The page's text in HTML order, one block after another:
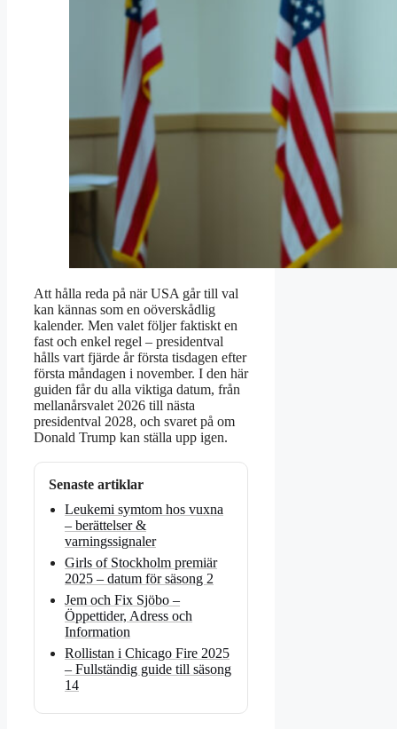
Att hålla reda på när USA går till val
kan kännas som en oöverskådlig
kalender. Men valet följer faktiskt en
fast och enkel regel – presidentval
hålls vart fjärde år första tisdagen efter
första måndagen i november. I den här
guiden får du alla viktiga datum, från
mellanårsvalet 2026 till nästa
presidentval 2028, och svaret på om
Donald Trump kan ställa upp igen.
Senaste artiklar
Leukemi symtom hos vuxna
– berättelser &
varningssignaler
Girls of Stockholm premiär
2025 – datum för säsong 2
Jem och Fix Sjöbo –
Öppettider, Adress och
Information
Rollistan i Chicago Fire 2025
– Fullständig guide till säsong
14